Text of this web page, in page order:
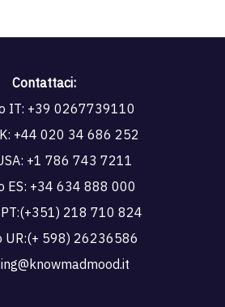
Contattaci:
IT: +39 0267739110
+44 020 34 686 252
+1 786 743 7211
ES: +34 634 888 000
(+351) 218 710 824
UR:(+ 598) 26236586